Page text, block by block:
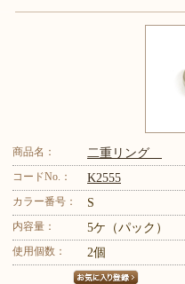
商品名： 二重リング
コードNo.： K2555
カラー番号： S
内容量： 5ケ（パック）
使用個数： 2個